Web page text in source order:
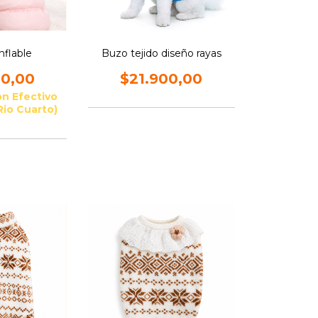
Efectivo
Cuarto)
Buzo tejido diseño rayas
$21.900,00